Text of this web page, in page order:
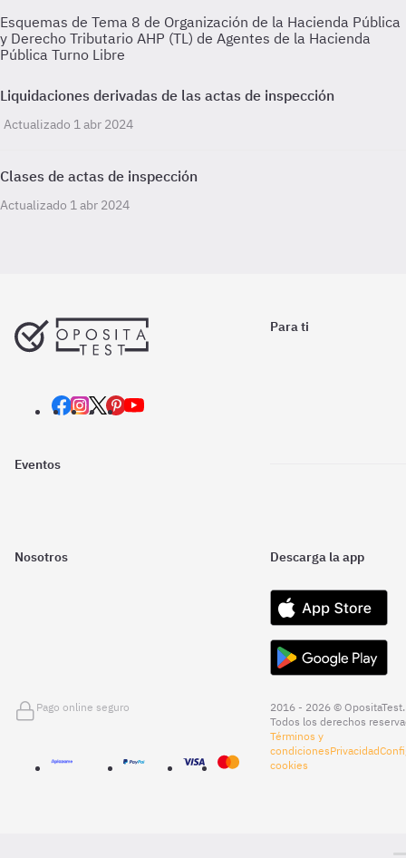
Esquemas de Tema 8 de Organización de la Hacienda Pública
y Derecho Tributario AHP (TL) de Agentes de la Hacienda
Pública Turno Libre
Liquidaciones derivadas de las actas de inspección
Actualizado 1 abr 2024
Clases de actas de inspección
Actualizado 1 abr 2024
Para ti
Eventos
Nosotros Descarga la app
Pago online seguro
2016 - 2026 © OpositaTest.
Todos los derechos
Términos y
condicionesPrivacidad
cookies